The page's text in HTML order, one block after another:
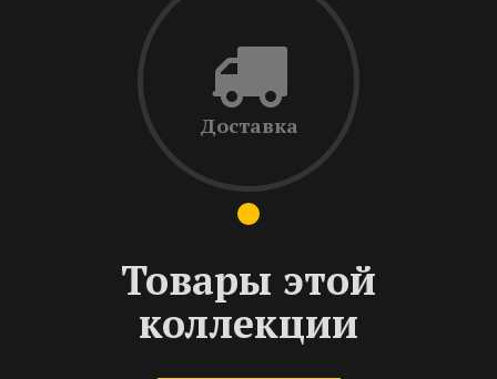
Доставка
Товары этой
коллекции